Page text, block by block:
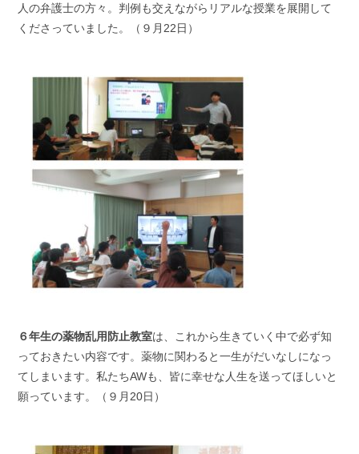
人の弁護士の方々。判例も交えながらリアルな授業を展開して
くださっていました。（９月22日）
６年生の薬物乱用防止教室は、これから生きていく中で必ず知
っておきたい内容です。薬物に関わると一生がだいなしになっ
てしまいます。私たちAWも、皆に幸せな人生を送ってほしいと
願っています。（９月20日）